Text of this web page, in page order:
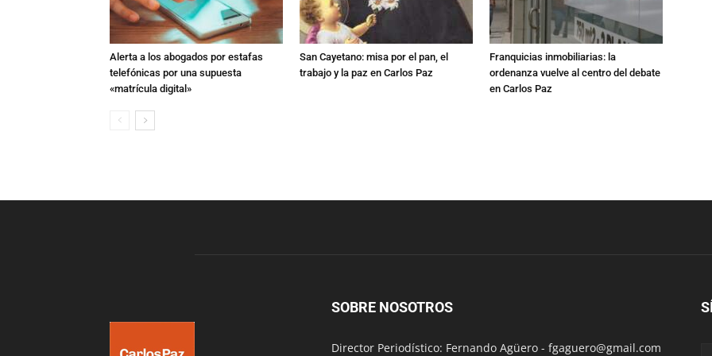
Alerta a los abogados por estafas
telefónicas por una supuesta
«matrícula digital»
San Cayetano: misa por el pan, el
trabajo y la paz en Carlos Paz
Franquicias inmobiliarias: la
ordenanza vuelve al centro del debate
en Carlos Paz
SOBRE NOSOTROS
Director Periodístico: Fernando Agüero - fgaguero@gmail.com